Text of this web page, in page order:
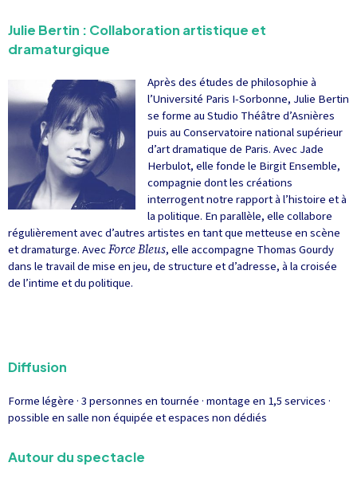
Julie Bertin : Collaboration artistique et
dramaturgique
Après des études de philosophie à
l’Université Paris I-Sorbonne, Julie Bertin
se forme au Studio Théâtre d’Asnières
puis au Conservatoire national supérieur
d’art dramatique de Paris. Avec Jade
Herbulot, elle fonde le Birgit Ensemble,
compagnie dont les créations
interrogent notre rapport à l’histoire et à
la politique. En parallèle, elle collabore
régulièrement avec d’autres artistes en tant que metteuse en scène
et dramaturge. AvecForce Bleus, elle accompagne Thomas Gourdy
dans le travail de mise en jeu, de structure et d’adresse, à la croisée
de l’intime et du politique.
Diffusion
Forme légère · 3 personnes en tournée · montage en 1,5 services ·
possible en salle non équipée et espaces non dédiés
Autour du spectacle